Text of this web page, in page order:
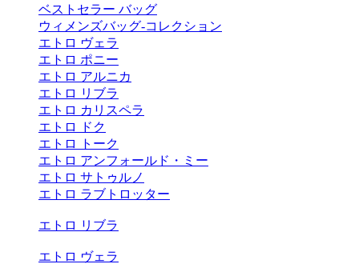
ベストセラー バッグ
ウィメンズバッグ-コレクション
エトロ ヴェラ
エトロ ポニー
エトロ アルニカ
エトロ リブラ
エトロ カリスペラ
エトロ ドク
エトロ トーク
エトロ アンフォールド・ミー
エトロ サトゥルノ
エトロ ラブトロッター
エトロ リブラ
エトロ ヴェラ